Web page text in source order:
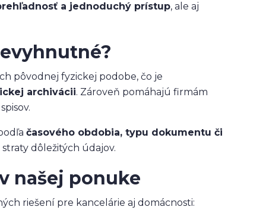
a jednoduchý prístup, ale aj
pôvodnej fyzickej podobe, čo je
archivácii. Zároveň pomáhajú firmám
časového obdobia, typu dokumentu či
dôležitých údajov.
našej ponuke
riešení pre kancelárie aj domácnosti: